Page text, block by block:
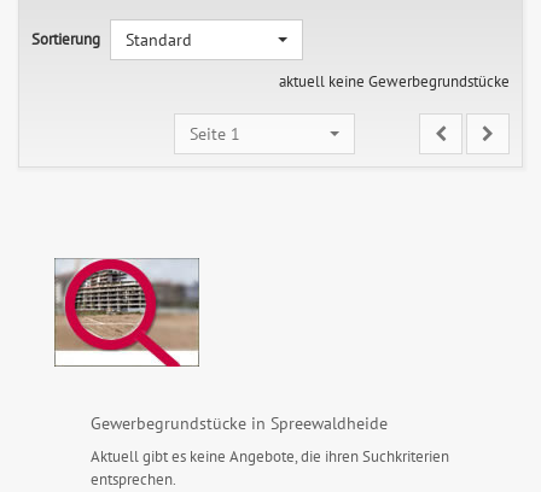
Sortierung
Standard
aktuell keine Gewerbegrundstücke
Seite 1
Gewerbegrundstücke in Spreewaldheide
Aktuell gibt es keine Angebote, die ihren Suchkriterien
entsprechen.